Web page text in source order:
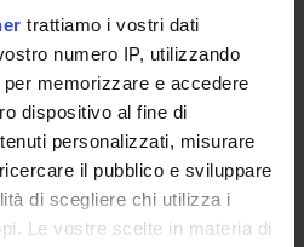
trattiamo i vostri dati
numero IP, utilizzando
memorizzare e accedere
dispositivo al fine di
personalizzati, misurare
il pubblico e sviluppare
di scegliere chi utilizza i
Le vostre scelte in materia di
POSTGRADUATE